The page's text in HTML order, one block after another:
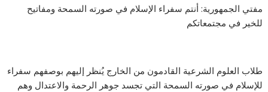
مفتي الجمهورية: أنتم سفراء الإسلام في صورته السمحة ومفاتيح
للخير في مجتمعاتكم
طلاب العلوم الشرعية القادمون من الخارج يُنظر إليهم بوصفهم سفراء
للإسلام في صورته السمحة التي تجسد جوهر الرحمة والاعتدال وهم